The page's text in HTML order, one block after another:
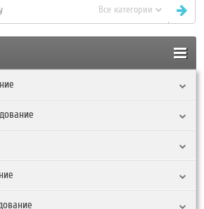
Все категории